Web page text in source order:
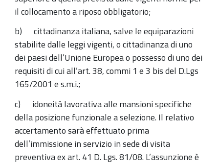
il collocamento a riposo obbligatorio;
b) cittadinanza italiana, salve le equiparazioni
stabilite dalle leggi vigenti, o cittadinanza di uno
dei paesi dell’Unione Europea o possesso di uno dei
requisiti di cui all’art. 38, commi 1 e 3 bis del D.Lgs
165/2001 e s.m.i.;
c) idoneità lavorativa alle mansioni specifiche
della posizione funzionale a selezione. Il relativo
accertamento sarà effettuato prima
dell’immissione in servizio in sede di visita
preventiva ex art. 41 D. Lgs. 81/08. L’assunzione è